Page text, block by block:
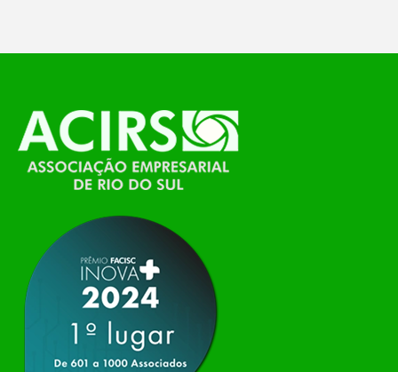
O Polo ACATE-ACIRS, por meio do NIAVI – Núcleo
de Tecnologia da Informação do Alto Vale do
Itajaí, realizou, no dia 21 de julho, o evento
Conexão Tech NIAVI, reunindo empresas de
tecnologia da região para uma noite de
apresentação de novas iniciativas para o setor. O
encontro aconteceu em Rio…